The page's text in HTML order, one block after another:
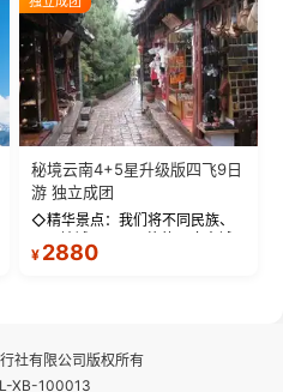
西藏最完整的古代...
秘境云南4+5星升级版四飞9日
游 独立成团
◇精华景点：我们将不同民族、
—【大理古城、丽江古城、香格
¥ 2880
社有限公司版权所有
XB-100013